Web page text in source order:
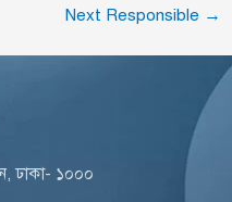
Next Responsible →
ঢাকা- ১০০০